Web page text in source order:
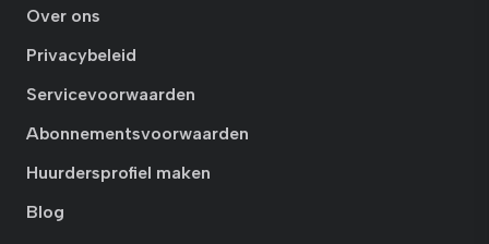
Over ons
Privacybeleid
Servicevoorwaarden
Abonnementsvoorwaarden
Huurdersprofiel maken
Blog